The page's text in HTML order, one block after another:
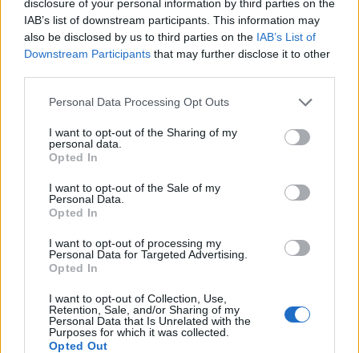
disclosure of your personal information by third parties on the
IAB’s list of downstream participants. This information may
also be disclosed by us to third parties on the IAB’s List of
Downstream Participants that may further disclose it to other
Personal Data Processing Opt Outs
I want to opt-out of the Sharing of my
personal data.
Opted In
I want to opt-out of the Sale of my
Personal Data.
Opted In
I want to opt-out of processing my
Personal Data for Targeted Advertising.
Opted In
I want to opt-out of Collection, Use,
Retention, Sale, and/or Sharing of my
Personal Data that Is Unrelated with the
Purposes for which it was collected.
Opted Out
Baltijos kelio sukaktį prisimins susikibę
rankomis Šv. Jono bažnyčios vietoje